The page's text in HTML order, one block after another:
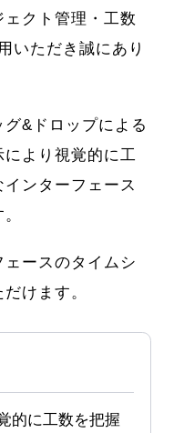
クト管理・工数
いただき誠にあり
&ドロップによる
より視覚的に工
ンターフェース
ースのタイムシ
けます。
的に工数を把握